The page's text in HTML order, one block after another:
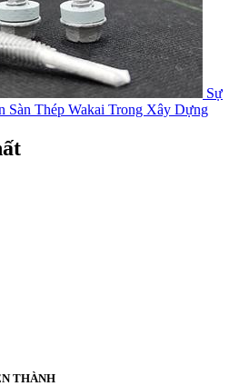
Sự
Sàn Thép Wakai Trong Xây Dựng
THÀNH